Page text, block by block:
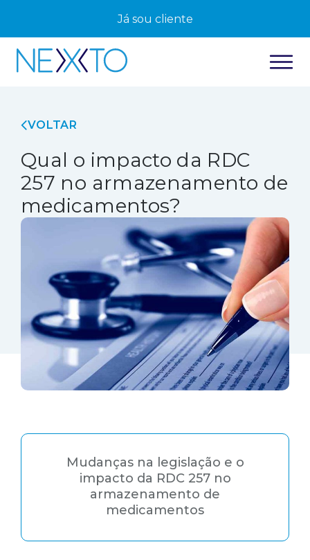
Já sou cliente
VOLTAR
Qual o impacto da RDC
257 no armazenamento de
medicamentos?
Mudanças na legislação e o
impacto da RDC 257 no
armazenamento de
medicamentos